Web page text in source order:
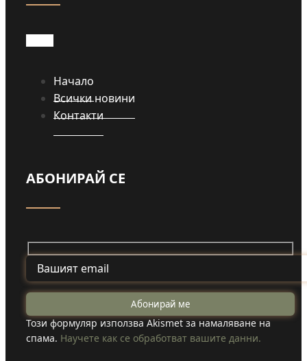
Начало
Всички новини
Контакти
АБОНИРАЙ СЕ
Този формуляр използва Akismet за намаляване на
спама. Научете как се обработват вашите данни.